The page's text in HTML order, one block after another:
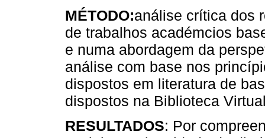
MÉTODO:análise crítica dos
de trabalhos académcios
e numa abordagem da
análise com base nos
dispostos em literatura de
dispostos na Biblioteca
RESULTADOS: Por